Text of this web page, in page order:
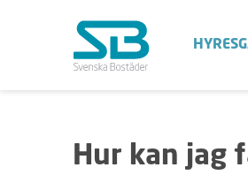
Hur kan jag